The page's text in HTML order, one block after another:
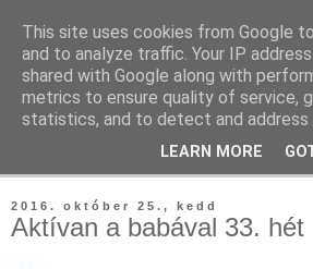
Tutti Fitti
teremtsd meg a tutti formád otthon
2016. október 25., kedd
Aktívan a babával 33. hét
This site uses cookies from Google
and to analyze traffic. Your IP
shared with Google along with
metrics to ensure quality of service,
statistics, and to detect and address
LEARN MORE